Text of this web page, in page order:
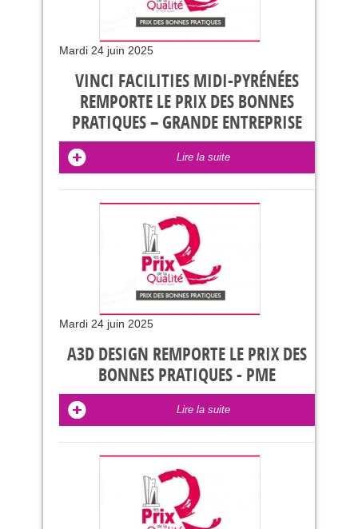
Mardi 24 juin 2025
VINCI FACILITIES MIDI-PYRÉNÉES
REMPORTE LE PRIX DES BONNES
PRATIQUES – GRANDE ENTREPRISE
Lire la suite
Mardi 24 juin 2025
A3D DESIGN REMPORTE LE PRIX DES
BONNES PRATIQUES - PME
Lire la suite